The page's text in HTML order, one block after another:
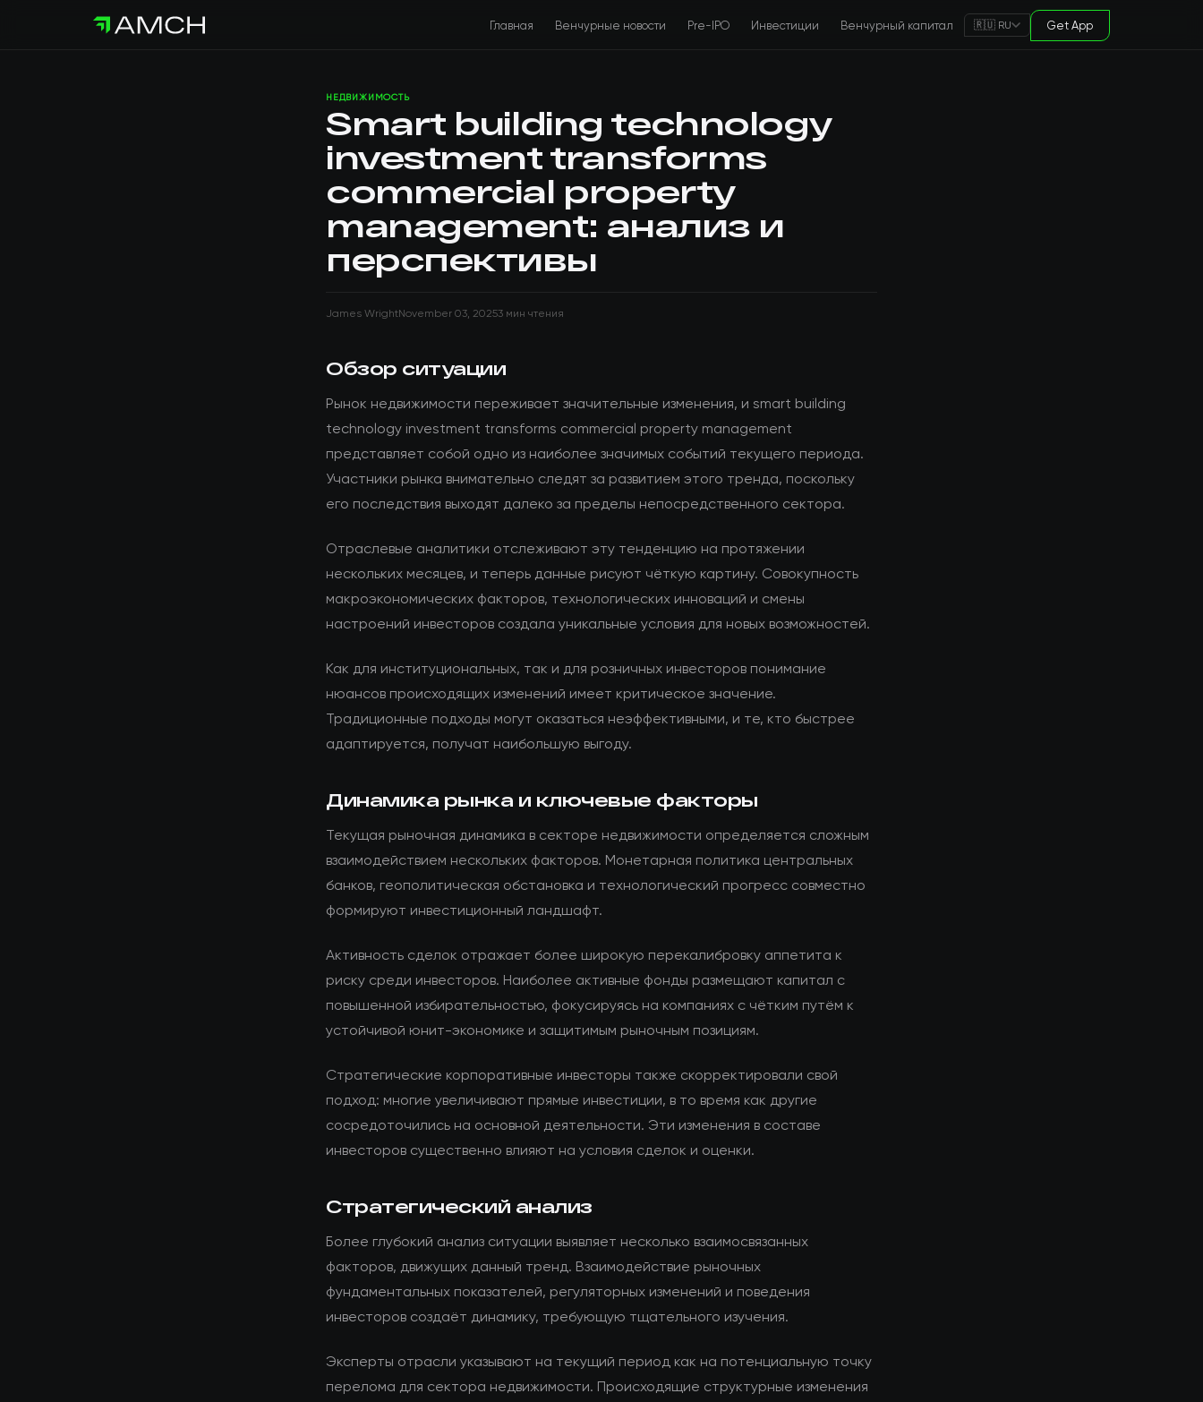
Главная Венчурные новости Pre-IPO Инвестиции Венчурный капитал 🇷🇺 RU Get App
НЕДВИЖИМОСТЬ
Smart building technology
investment transforms
commercial property
management: анализ и
перспективы
James WrightNovember 03, 20253 мин чтения
Обзор ситуации
Рынок недвижимости переживает значительные изменения, и smart building
technology investment transforms commercial property management
представляет собой одно из наиболее значимых событий текущего периода.
Участники рынка внимательно следят за развитием этого тренда, поскольку
его последствия выходят далеко за пределы непосредственного сектора.
Отраслевые аналитики отслеживают эту тенденцию на протяжении
нескольких месяцев, и теперь данные рисуют чёткую картину. Совокупность
макроэкономических факторов, технологических инноваций и смены
настроений инвесторов создала уникальные условия для новых возможностей.
Как для институциональных, так и для розничных инвесторов понимание
нюансов происходящих изменений имеет критическое значение.
Традиционные подходы могут оказаться неэффективными, и те, кто быстрее
адаптируется, получат наибольшую выгоду.
Динамика рынка и ключевые факторы
Текущая рыночная динамика в секторе недвижимости определяется сложным
взаимодействием нескольких факторов. Монетарная политика центральных
банков, геополитическая обстановка и технологический прогресс совместно
формируют инвестиционный ландшафт.
Активность сделок отражает более широкую перекалибровку аппетита к
риску среди инвесторов. Наиболее активные фонды размещают капитал с
повышенной избирательностью, фокусируясь на компаниях с чётким путём к
устойчивой юнит-экономике и защитимым рыночным позициям.
Стратегические корпоративные инвесторы также скорректировали свой
подход: многие увеличивают прямые инвестиции, в то время как другие
сосредоточились на основной деятельности. Эти изменения в составе
инвесторов существенно влияют на условия сделок и оценки.
Стратегический анализ
Более глубокий анализ ситуации выявляет несколько взаимосвязанных
факторов, движущих данный тренд. Взаимодействие рыночных
фундаментальных показателей, регуляторных изменений и поведения
инвесторов создаёт динамику, требующую тщательного изучения.
Эксперты отрасли указывают на текущий период как на потенциальную точку
перелома для сектора недвижимости. Происходящие структурные изменения